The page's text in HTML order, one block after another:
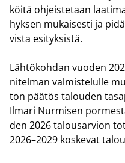
köi­tä oh­jeis­te­taan
hyk­sen mu­kai­ses­ti ja
vis­ta esi­tyk­sis­tä.
Läh­tö­koh­dan vuo­den
ni­tel­man val­mis­te­lul­le
ton pää­tös ta­lou­den
Il­ma­ri Nur­mi­sen
den 2026 ta­lous­ar­vion
2026–2029 kos­ke­vat